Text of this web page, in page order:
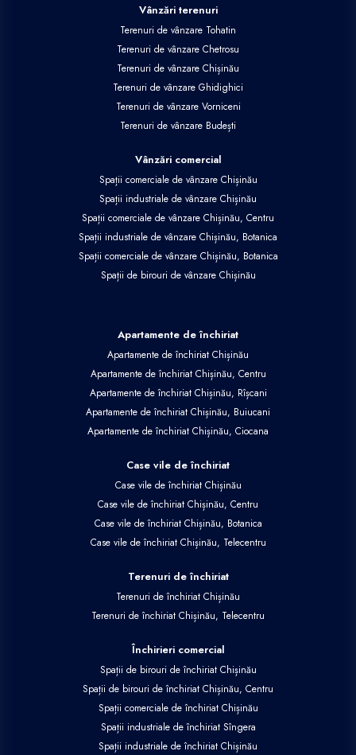
Vânzări terenuri
Terenuri de vânzare Tohatin
Terenuri de vânzare Chetrosu
Terenuri de vânzare Chișinău
Terenuri de vânzare Ghidighici
Terenuri de vânzare Vorniceni
Terenuri de vânzare Budești
Vânzări comercial
Spații comerciale de vânzare Chișinău
Spații industriale de vânzare Chișinău
Spații comerciale de vânzare Chișinău, Centru
Spații industriale de vânzare Chișinău, Botanica
Spații comerciale de vânzare Chișinău, Botanica
Spații de birouri de vânzare Chișinău
Apartamente de închiriat
Apartamente de închiriat Chișinău
Apartamente de închiriat Chișinău, Centru
Apartamente de închiriat Chișinău, Rîșcani
Apartamente de închiriat Chișinău, Buiucani
Apartamente de închiriat Chișinău, Ciocana
Case vile de închiriat
Case vile de închiriat Chișinău
Case vile de închiriat Chișinău, Centru
Case vile de închiriat Chișinău, Botanica
Case vile de închiriat Chișinău, Telecentru
Terenuri de închiriat
Terenuri de închiriat Chișinău
Terenuri de închiriat Chișinău, Telecentru
Închirieri comercial
Spații de birouri de închiriat Chișinău
Spații de birouri de închiriat Chișinău, Centru
Spații comerciale de închiriat Chișinău
Spații industriale de închiriat Sîngera
Spații industriale de închiriat Chișinău